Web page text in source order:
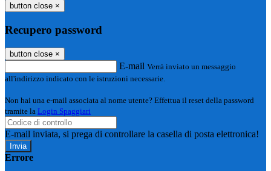
button close ×
Recupero password
button close ×
E-mail Verrà inviato un messaggio
all'indirizzo indicato con le istruzioni necessarie.
Non hai una e-mail associata al nome utente? Effettua il reset della password
tramite la Login Spaggiari
E-mail inviata, si prega di controllare la casella di posta elettronica!
Errore